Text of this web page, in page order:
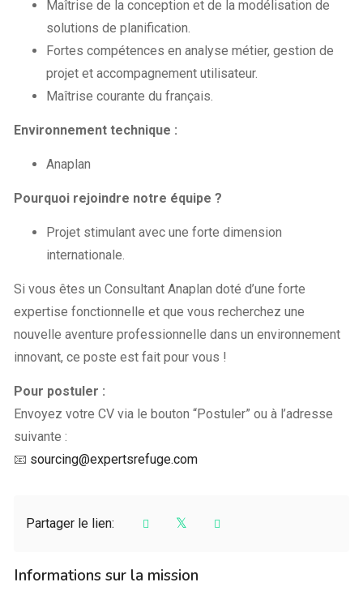
Maîtrise de la conception et de la modélisation de
solutions de planification.
Fortes compétences en analyse métier, gestion de
projet et accompagnement utilisateur.
Maîtrise courante du français.
Environnement technique :
Anaplan
Pourquoi rejoindre notre équipe ?
Projet stimulant avec une forte dimension
internationale.
Si vous êtes un Consultant Anaplan doté d’une forte
expertise fonctionnelle et que vous recherchez une
nouvelle aventure professionnelle dans un environnement
innovant, ce poste est fait pour vous !
Pour postuler :
Envoyez votre CV via le bouton “Postuler” ou à l’adresse
suivante :
📧 sourcing@expertsrefuge.com
Partager le lien:
Informations sur la mission